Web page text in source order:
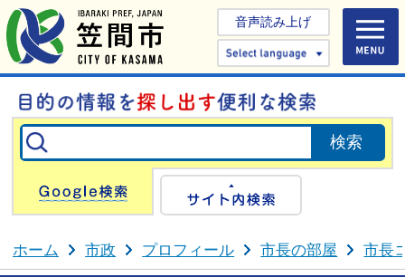
音声読み上げ
Select
Google検索
ホーム 市政 プロフィール 市長の部屋 市長